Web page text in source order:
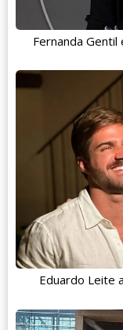
Fernanda
Eduardo Leite